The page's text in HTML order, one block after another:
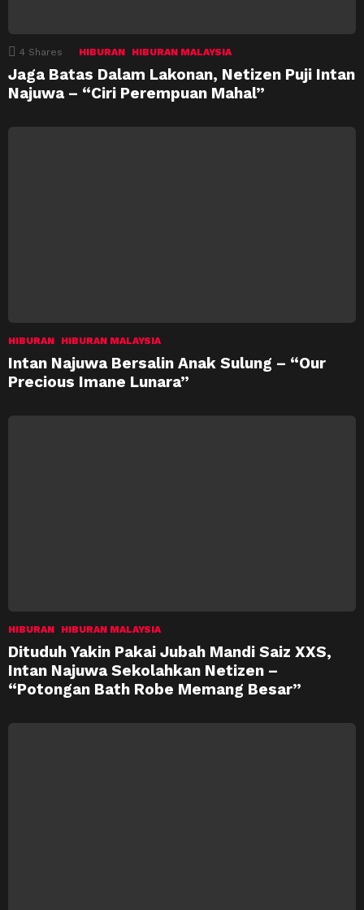
4 Shares HIBURAN HIBURAN MALAYSIA
Jaga Batas Dalam Lakonan, Netizen Puji Intan
Najuwa – “Ciri Perempuan Mahal”
HIBURAN HIBURAN MALAYSIA
Intan Najuwa Bersalin Anak Sulung – “Our
Precious Imane Lunara”
HIBURAN HIBURAN MALAYSIA
Dituduh Yakin Pakai Jubah Mandi Saiz XXS,
Intan Najuwa Sekolahkan Netizen –
“Potongan Bath Robe Memang Besar”